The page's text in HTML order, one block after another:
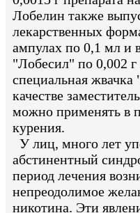
Лобелин также
лекарственных
ампулах по 0,1 мл и
"Лобесил" по 0,002
специальная
качестве
можно применять в
курения.
У лиц, много лет
абстинентный
период лечения
непреодолимое
никотина. Эти